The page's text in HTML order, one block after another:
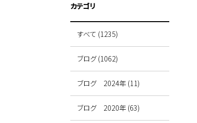
カテゴリ
すべて (1235)
ブログ (1062)
ブログ 2024年 (11)
ブログ 2020年 (63)